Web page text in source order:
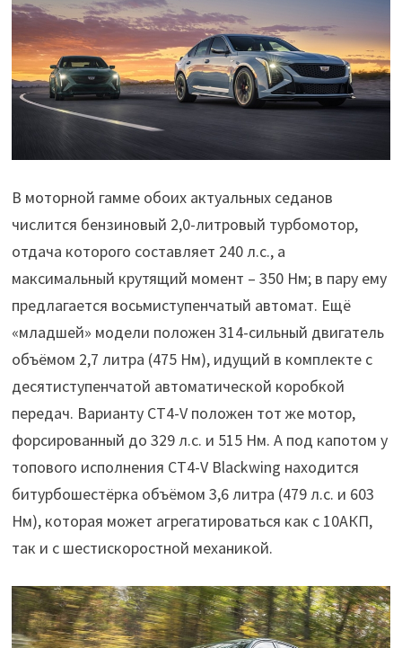
В моторной гамме обоих актуальных седанов
числится бензиновый 2,0-литровый турбомотор,
отдача которого составляет 240 л.с., а
максимальный крутящий момент – 350 Нм; в пару ему
предлагается восьмиступенчатый автомат. Ещё
«младшей» модели положен 314-сильный двигатель
объёмом 2,7 литра (475 Нм), идущий в комплекте с
десятиступенчатой автоматической коробкой
передач. Варианту CT4-V положен тот же мотор,
форсированный до 329 л.с. и 515 Нм. А под капотом у
топового исполнения CT4-V Blackwing находится
битурбошестёрка объёмом 3,6 литра (479 л.с. и 603
Нм), которая может агрегатироваться как с 10АКП,
так и с шестискоростной механикой.